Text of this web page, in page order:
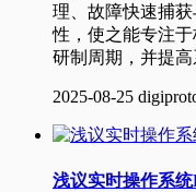
理、故障快速捕
性，使之能专注
研制周期，并提高
2025-08-25
浅议实时操作系统